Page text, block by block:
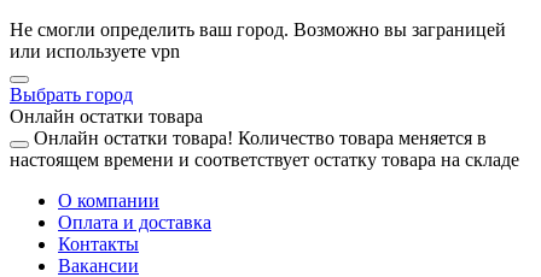
Не смогли определить ваш город. Возможно вы заграницей
или используете vpn
Выбрать город
Онлайн остатки товара
Онлайн остатки товара! Количество товара меняется в
настоящем времени и соответствует остатку товара на складе
О компании
Оплата и доставка
Контакты
Вакансии